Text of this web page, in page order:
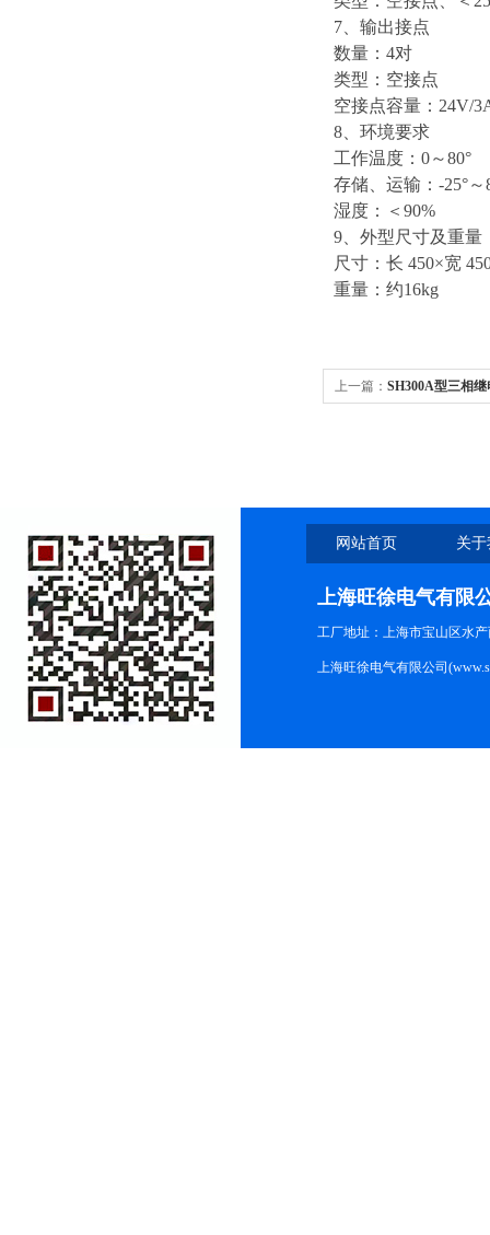
7、输出接点
数量：4对
类型：空接点
空接点容量：24V/
8、环境要求
工作温度：0～80°
存储、运输：-25°～
湿度：＜90%
9、外型尺寸及重量
尺寸：长 450×宽
重量：约16kg
上一篇： SH300A型三相
网站首页 关
上海旺徐电气有限
工厂地址：上海市宝山区水产
上海旺徐电气有限公司